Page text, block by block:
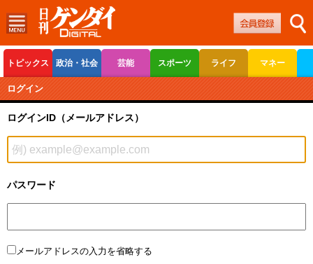
トピックス 政治・社会 芸能 スポーツ ライフ マネー
ボートレース
ログイン
ログインID（メールアドレス）
パスワード
メールアドレスの入力を省略する